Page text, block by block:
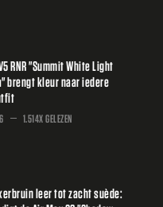
RNR "Summit White Light
brengt kleur naar iedere
1.514X GELEZEN
leer tot zacht suède: